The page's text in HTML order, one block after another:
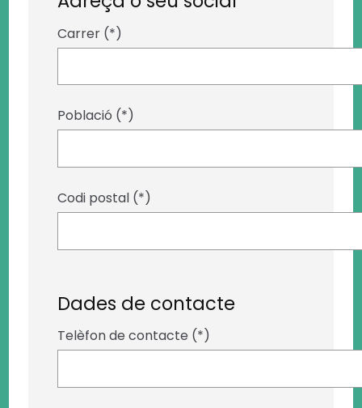
Carrer (*)
Població (*)
Codi postal (*)
Dades de contacte
Telèfon de contacte (*)